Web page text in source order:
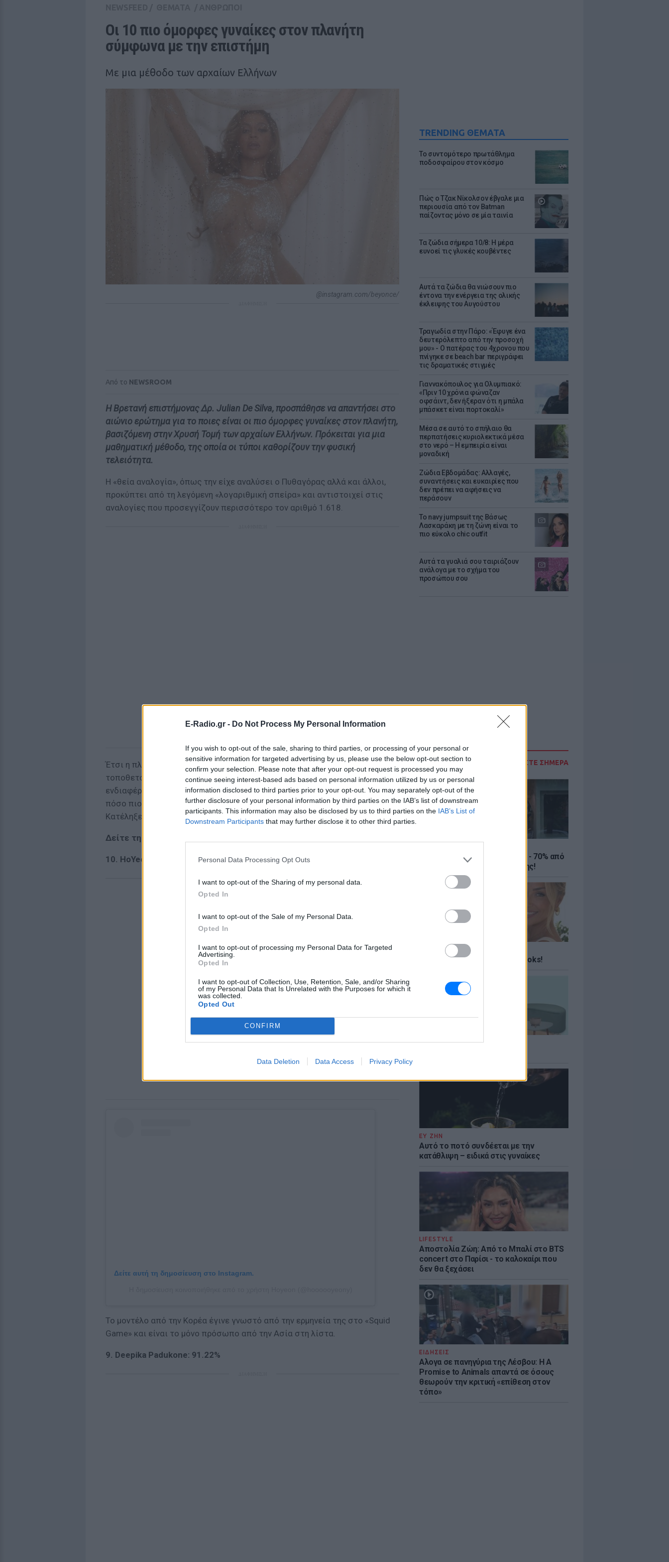
E-Radio.gr - Do Not Process My Personal Information
If you wish to opt-out of the sale, sharing to third parties, or processing of your personal or
sensitive information for targeted advertising by us, please use the below opt-out section to
confirm your selection. Please note that after your opt-out request is processed you may
continue seeing interest-based ads based on personal information utilized by us or personal
information disclosed to third parties prior to your opt-out. You may separately opt-out of the
further disclosure of your personal information by third parties on the IAB’s list of downstream
participants. This information may also be disclosed by us to third parties on the IAB’s List of
Downstream Participants that may further disclose it to other third parties.
Personal Data Processing Opt Outs
I want to opt-out of the Sharing of my personal data.
Opted In
I want to opt-out of the Sale of my Personal Data.
Opted In
I want to opt-out of processing my Personal Data for Targeted
Advertising.
Opted In
I want to opt-out of Collection, Use, Retention, Sale, and/or Sharing
of my Personal Data that Is Unrelated with the Purposes for which it
was collected.
Opted Out
CONFIRM
Data Deletion Data Access Privacy Policy
TRENDING ΘΕΜΑΤΑ
Το συντομότερο πρωτάθλημα
ποδοσφαίρου στον κόσμο
Πώς ο Τζακ Νίκολσον έβγαλε μια
περιουσία από τον Batman
παίζοντας μόνο σε μία ταινία
Τα ζώδια σήμερα 10/8: Η μέρα
ευνοεί τις γλυκές κουβέντες
Αυτά τα ζώδια θα νιώσουν πιο
έντονα την ενέργεια της ολικής
έκλειψης του Αυγούστου
Τραγωδία στην Πάρο: «Έφυγε ένα
δευτερόλεπτο από την προσοχή
μου» - Ο πατέρας του 4χρονου που
πνίγηκε σε beach bar περιγράφει
τις δραματικές στιγμές
Γιαννακόπουλος για Ολυμπιακό:
«Πριν 10 χρόνια φώναζαν
οφσάιντ, δεν ήξεραν ότι η μπάλα
μπάσκετ είναι πορτοκαλί»
Μέσα σε αυτό το σπήλαιο θα
περπατήσεις κυριολεκτικά μέσα
στο νερό – Η εμπειρία είναι
μοναδική
Ζώδια Εβδομάδας: Αλλαγές,
συναντήσεις και ευκαιρίες που
δεν πρέπει να αφήσεις να
περάσουν
Το navy jumpsuit της Βάσως
Λασκαράκη με τη ζώνη είναι το
πιο εύκολο chic outfit
Αυτά τα γυαλιά σου ταιριάζουν
ανάλογα με το σχήμα του
προσώπου σου
ΔΙΑΒΑΣΤΕ ΣΗΜΕΡΑ
Καλοκαιρινές εκπτώσεις έως - 70% από
τα μεγαλύτερα eshops ένδυσης!
ΚΕΡΔΙΣΤΕ
Κάνε τα ταξίδια σου Travel Books!
ΚΕΡΔΙΣΤΕ
ΕΥ ΖΗΝ
Αυτό το ποτό συνδέεται με την
κατάθλιψη – ειδικά στις γυναίκες
LIFESTYLE
Αποστολία Ζώη: Από το Μπαλί στο BTS
concert στο Παρίσι - το καλοκαίρι που
δεν θα ξεχάσει
ΕΙΔΗΣΕΙΣ
Αλογα σε πανηγύρια της Λέσβου: Η A
Promise to Animals απαντά σε όσους
θεωρούν την κριτική «επίθεση στον
τόπο»
Οι 10 πιο όμορφες γυναίκες στον πλανήτη
σύμφωνα με την επιστήμη
Με μια μέθοδο των αρχαίων Ελλήνων
@instagram.com/beyonce/
Από το NEWSROOM
H Βρετανή επιστήμονας Δρ. Julian De Silva, προσπάθησε να απαντήσει στο
αιώνιο ερώτημα για το ποιες είναι οι πιο όμορφες γυναίκες στον πλανήτη,
βασιζόμενη στην Χρυσή Τομή των αρχαίων Ελλήνων. Πρόκειται για μια
μαθηματική μέθοδο, της οποία οι τύποι καθορίζουν την φυσική
τελειότητα.
Η «θεία αναλογία», όπως την είχε αναλύσει ο Πυθαγόρας αλλά και άλλοι,
προκύπτει από τη λεγόμενη «λογαριθμική σπείρα» και αντιστοιχεί στις
αναλογίες που προσεγγίζουν περισσότερο τον αριθμό 1.618.
Έτσι η πλαστική χειρουργός έπαιρνε τα πρόσωπα από celebrities και τα
τοποθετούσε σε ένα λογισμικό προσωπομετρίας. Τα σημεία
ενδιαφέροντος που έβαλε ήταν 12 και με αυτόν τον τρόπο εξέτασε το
πόσο πιο κοντά έφταναν στον ιδανικό αριθμό οι αναλογίες του προσώπου.
Κατέληξε λοιπόν σε ένα ποσοστό που εκφράζει πόσο τέλειο είναι.
Δείτε τη λίστα με τις 10 celebrities με τα υψηλότερα σκορ:
10. HoYeon Jung: 89.63%
ΔΙΑΦΗΜΙΣΗ
Δείτε αυτή τη δημοσίευση στο Instagram.
Το μοντέλο από την Κορέα έγινε γνωστό από την ερμηνεία της στο «Squid
Game» και είναι το μόνο πρόσωπο από την Ασία στη λίστα.
9. Deepika Padukone: 91.22%